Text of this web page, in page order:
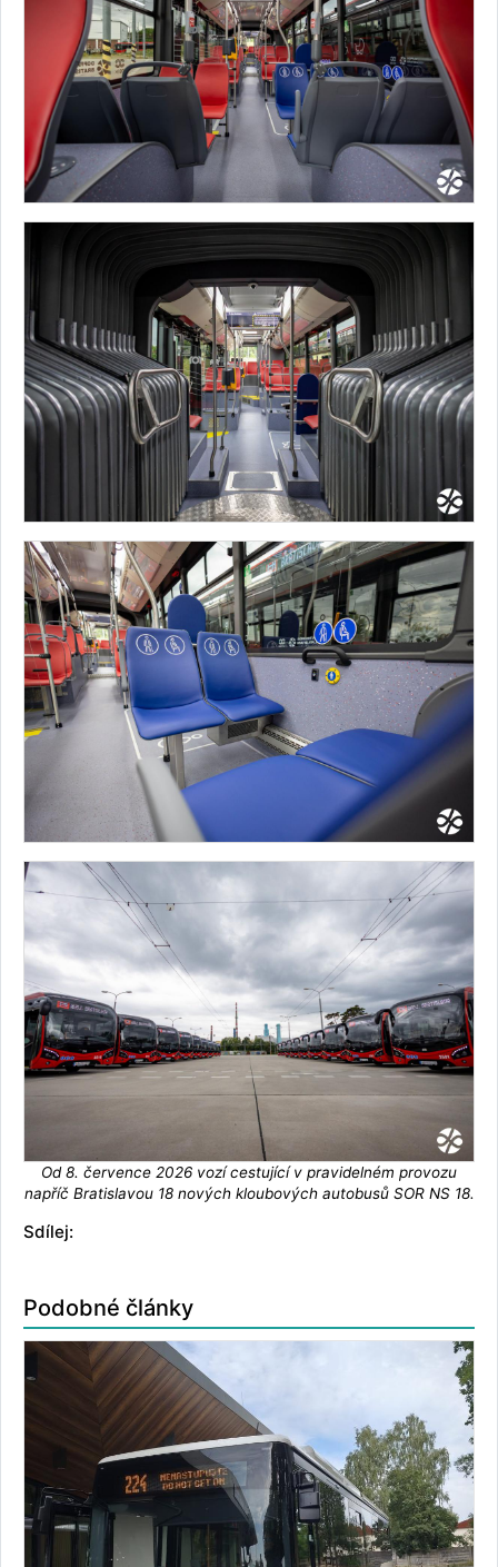
Od 8. července 2026 vozí cestující v pravidelném provozu
napříč Bratislavou 18 nových kloubových autobusů SOR NS 18.
Sdílej:
Podobné články